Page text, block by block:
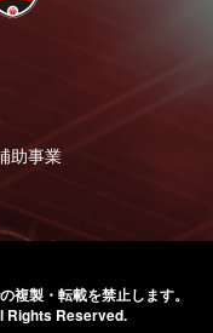
助事業
複製・転載を禁止します。
Rights Reserved.